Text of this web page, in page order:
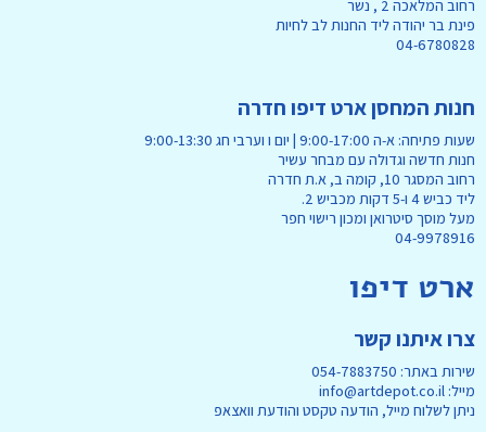
רחוב המלאכה 2 , נשר
פינת בר יהודה ליד החנות לב לחיות
04-6780828
חנות המחסן ארט דיפו חדרה
שעות פתיחה: א-ה 9:00-17:00 | יום ו וערבי חג 9:00-13:30
חנות חדשה וגדולה עם מבחר עשיר
רחוב המסגר 10, קומה ב, א.ת חדרה
ליד כביש 4 ו-5 דקות מכביש 2.
מעל מוסך סיטרואן ומכון רישוי חפר
04-9978916
ארט דיפו
צרו איתנו קשר
שירות באתר: 054-7883750
מייל: info@artdepot.co.il
ניתן לשלוח מייל, הודעה טקסט והודעת וואצאפ